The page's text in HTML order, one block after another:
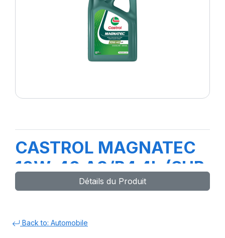
CASTROL MAGNATEC
10W-40 A3/B4 4L (SUB
MAG PRO A3)
Détails du Produit
Back to: Automobile